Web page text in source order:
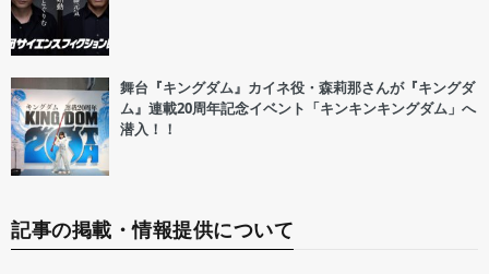
舞台『キングダム』カイネ役・森莉那さんが『キングダ
ム』連載20周年記念イベント「キンキンキングダム」へ
潜入！！
記事の掲載・情報提供について